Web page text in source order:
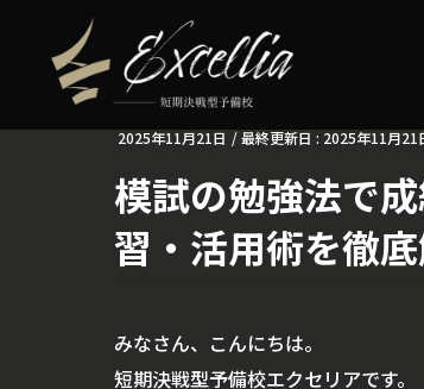
2025年11月21日 / 最終更新日 : 2025年11月21
模試の勉強法で
習・活用術を徹
みなさん、こんにちは。
短期決戦型予備校エクセリアです。